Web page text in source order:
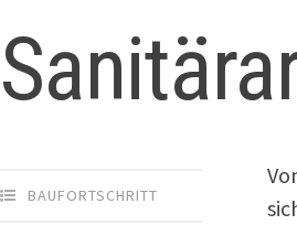
BAUFORTSCHRITT